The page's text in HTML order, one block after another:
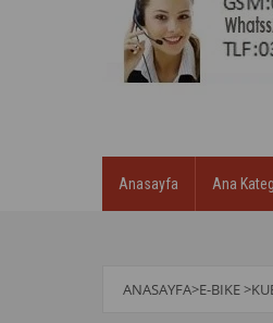
Anasayfa Ana
ANASAYFA>E-BIKE>